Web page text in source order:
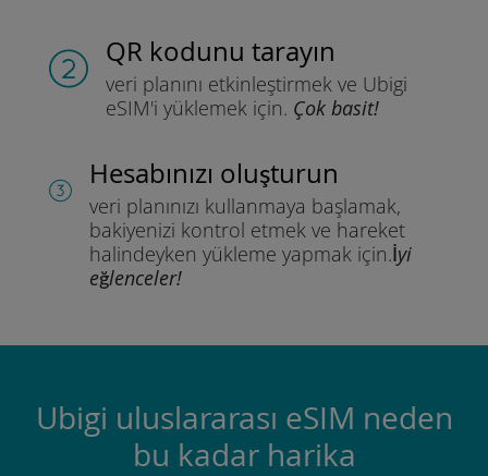
QR kodunu tarayın
veri planını etkinleştirmek ve Ubigi
eSIM'i yüklemek için. Çok basit!
Hesabınızı oluşturun
veri planınızı kullanmaya başlamak,
bakiyenizi kontrol etmek ve hareket
halindeyken yükleme yapmak için.İyi
eğlenceler!
Ubigi uluslararası eSIM neden
bu kadar harika